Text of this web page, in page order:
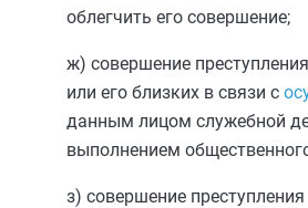
облегчить его совершение;
ж) совершение
или его близких в связи с
данным лицом служебной
выполнением
з) совершение